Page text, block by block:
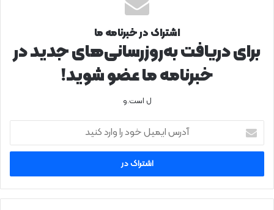
اشتراک در خبرنامه ما
برای دریافت به‌روزرسانی‌های جدید در
خبرنامه ما عضو شوید!
ل است.و
آدرس
ایمیل
خود
وارد
کنید